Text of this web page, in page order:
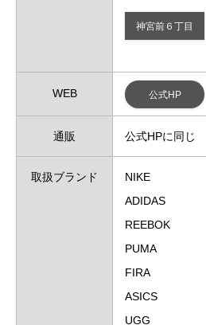
神宮前６丁目
WEB 公式HP
通販 公式HPに同じ
取扱ブランド
NIKE
ADIDAS
REEBOK
PUMA
FIRA
ASICS
UGG